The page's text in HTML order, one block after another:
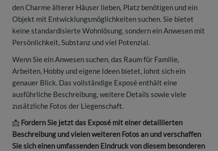
den Charme älterer Häuser lieben, Platz benötigen und ein
Objekt mit Entwicklungsmöglichkeiten suchen. Sie bietet
keine standardisierte Wohnlösung, sondern ein Anwesen mit
Persönlichkeit, Substanz und viel Potenzial.
Wenn Sie ein Anwesen suchen, das Raum für Familie,
Arbeiten, Hobby und eigene Ideen bietet, lohnt sich ein
genauer Blick. Das vollständige Exposé enthält eine
ausführliche Beschreibung, weitere Details sowie viele
zusätzliche Fotos der Liegenschaft.
📩 Fordern Sie jetzt das Exposé mit einer detaillierten
Beschreibung und vielen weiteren Fotos an und verschaffen
Sie sich einen umfassenden Eindruck von diesem besonderen